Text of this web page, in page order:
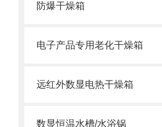
防爆干燥箱
电子产品专用老化干燥箱
远红外数显电热干燥箱
数显恒温水槽/水浴锅